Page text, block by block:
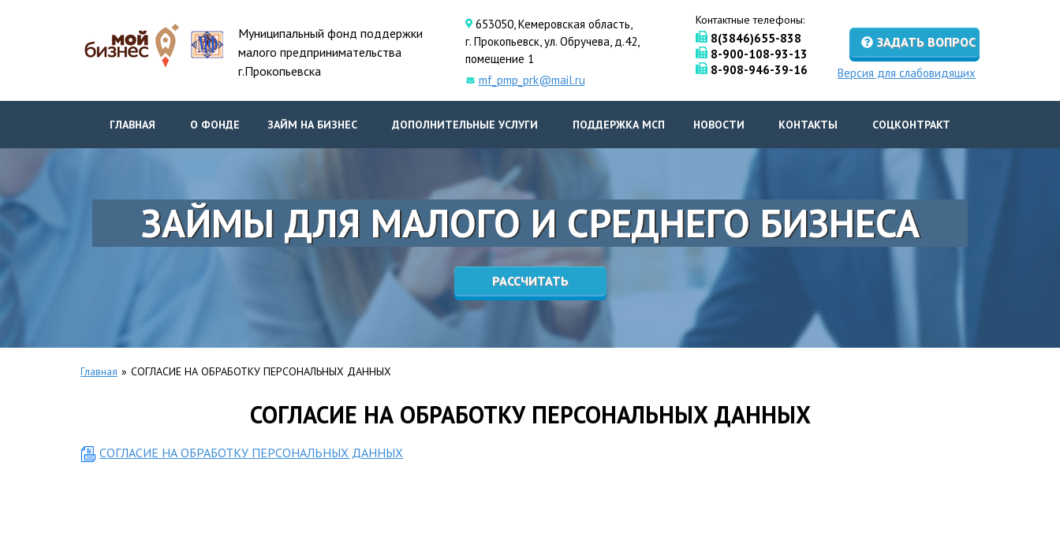
Муниципальный фонд поддержки
малого предпринимательства
г.Прокопьевска
653050, Кемеровская область,
г. Прокопьевск, ул. Обручева, д.42,
помещение 1
mf_pmp_prk@mail.ru
Контактные телефоны:
8(3846)655-838
8-900-108-93-13
8-908-946-39-16
ЗАДАТЬ ВОПРОС
Версия для слабовидящих
ГЛАВНАЯ О ФОНДЕ ЗАЙМ НА БИЗНЕС ДОПОЛНИТЕЛЬНЫЕ УСЛУГИ ПОДДЕРЖКА МСП НОВОСТИ КОНТАКТЫ СОЦКОНТРАКТ
ЗАЙМЫ ДЛЯ МАЛОГО И СРЕДНЕГО БИЗНЕСА
РАССЧИТАТЬ
Главная » СОГЛАСИЕ НА ОБРАБОТКУ ПЕРСОНАЛЬНЫХ ДАННЫХ
СОГЛАСИЕ НА ОБРАБОТКУ ПЕРСОНАЛЬНЫХ ДАННЫХ
СОГЛАСИЕ НА ОБРАБОТКУ ПЕРСОНАЛЬНЫХ ДАННЫХ